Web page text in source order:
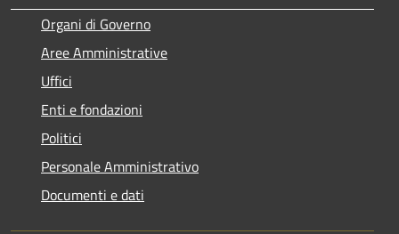
Organi di Governo
Aree Amministrative
Uffici
Enti e fondazioni
Politici
Personale Amministrativo
Documenti e dati